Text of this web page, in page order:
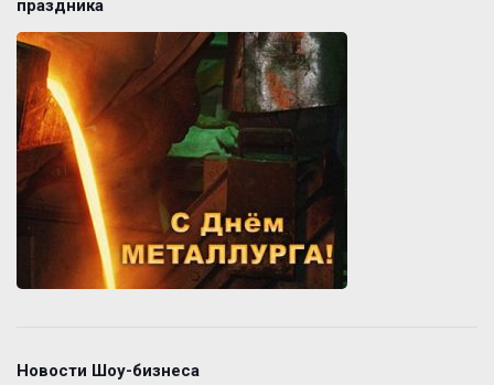
праздника
Новости Шоу-бизнеса